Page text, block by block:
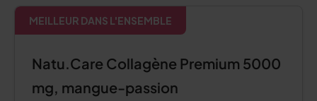
MEILLEUR DANS L'ENSEMBLE
Natu.Care Collagène Premium 5000
mg, mangue-passion